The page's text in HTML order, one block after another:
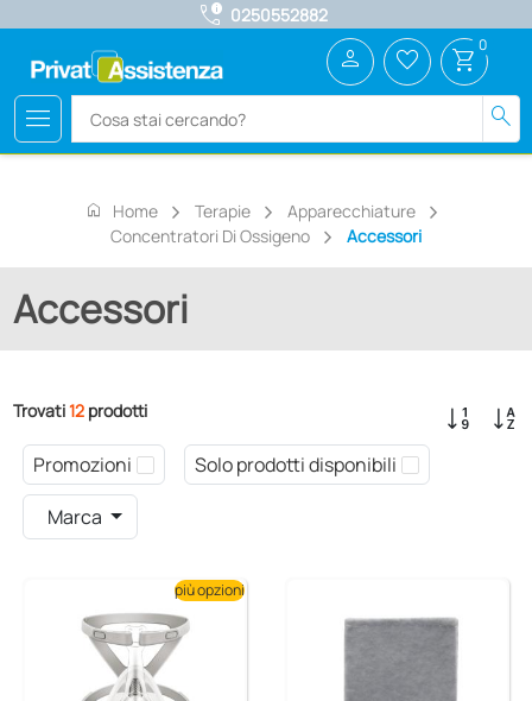
call_quality 0250552882
menu search
person favorite_border shopping_cart 0
home Home Terapie
Apparecchiature
Concentratori Di Ossigeno
Accessori
Accessori
Trovati12 prodotti
Promozioni
Solo prodotti disponibili
Marca
più opzioni